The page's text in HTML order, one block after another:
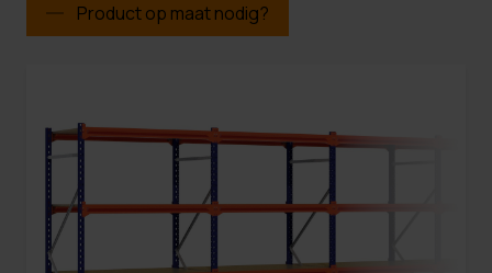
Product op maat nodig?